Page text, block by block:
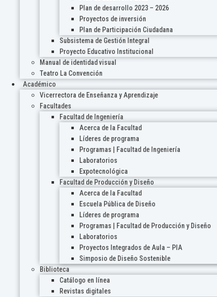
Plan de desarrollo 2023 – 2026
Proyectos de inversión
Plan de Participación Ciudadana
Subsistema de Gestión Integral
Proyecto Educativo Institucional
Manual de identidad visual
Teatro La Convención
Académico
Vicerrectora de Enseñanza y Aprendizaje
Facultades
Facultad de Ingeniería
Acerca de la Facultad
Líderes de programa
Programas | Facultad de Ingeniería
Laboratorios
Expotecnológica
Facultad de Producción y Diseño
Acerca de la Facultad
Escuela Pública de Diseño
Líderes de programa
Programas | Facultad de Producción y Diseño
Laboratorios
Proyectos Integrados de Aula – PIA
Simposio de Diseño Sostenible
Biblioteca
Catálogo en línea
Revistas digitales